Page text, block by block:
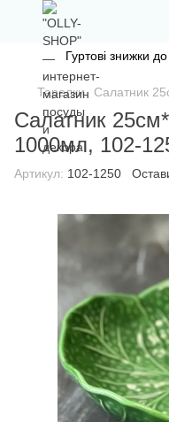
Гуртові знижки
Тарелки Салатник
Салатник
1000мл, 102-
Артикул: 102-1250